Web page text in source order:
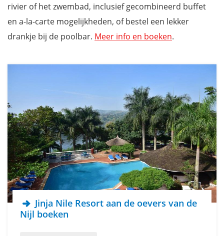
rivier of het zwembad, inclusief gecombineerd buffet
en a-la-carte mogelijkheden, of bestel een lekker
drankje bij de poolbar. Meer info en boeken.
Jinja Nile Resort aan de oevers van de
Nijl boeken